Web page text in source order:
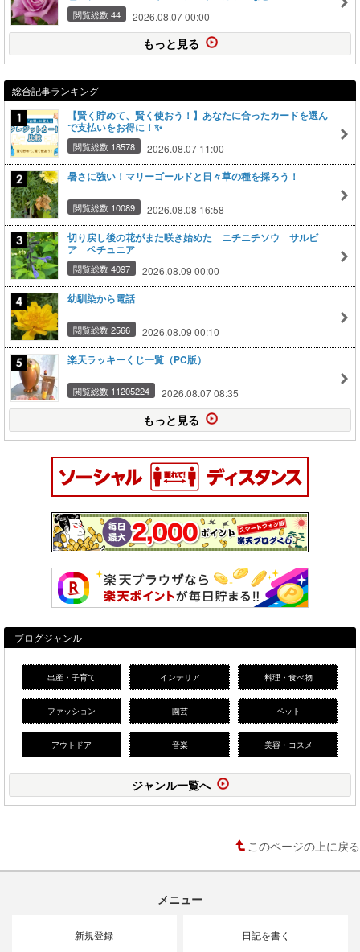
閲覧総数 44 2026.08.07 00:00
もっと見る
総合記事ランキング
【賢く貯めて、賢く使おう！】あなたに合ったカードを選ん
で支払いをお得に！✨
閲覧総数 18578 2026.08.07 11:00
暑さに強い！マリーゴールドと日々草の種を採ろう！
閲覧総数 10089 2026.08.08 16:58
切り戻し後の花がまた咲き始めた ニチニチソウ サルビ
ア ペチュニア
閲覧総数 4097 2026.08.09 00:00
幼馴染から電話
閲覧総数 2566 2026.08.09 00:10
楽天ラッキーくじ一覧（PC版）
閲覧総数 11205224 2026.08.07 08:35
もっと見る
ブログジャンル
出産・子育て インテリア 料理・食べ物
ファッション 園芸 ペット
アウトドア 音楽 美容・コスメ
ジャンル一覧へ
このページの上に戻る
メニュー
新規登録 日記を書く